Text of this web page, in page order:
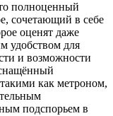
полноценный
сочетающий в себе
оценят даже
удобством для
и возможности
как метроном,
подспорьем в